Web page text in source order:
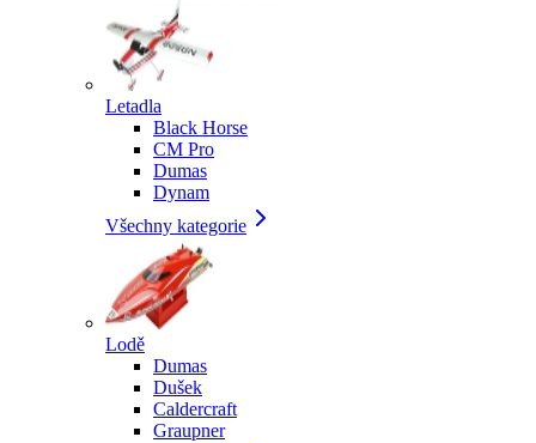
Letadla
Black Horse
CM Pro
Dumas
Dynam
Všechny kategorie
Lodě
Dumas
Dušek
Caldercraft
Graupner